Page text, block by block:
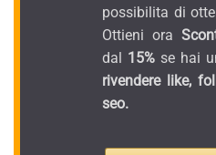
possibilita di
Ottieni ora
dal 15% se hai
rivendere like,
seo.